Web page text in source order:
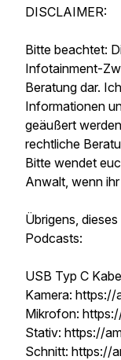
DISCLAIMER:
Bitte beachtet:
Infotainment-
Beratung dar.
Informationen
geäußert
rechtliche
Bitte wendet
Anwalt, wenn
Übrigens,
Podcasts:
USB Typ C
Kamera:
Mikrofon:
Stativ: https://
Schnitt: https://